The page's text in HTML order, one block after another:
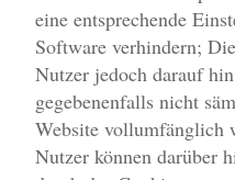
eine entsprechende
Software verhindern;
Nutzer jedoch darauf
gegebenenfalls nicht
Website vollumfänglich
Nutzer können darüber